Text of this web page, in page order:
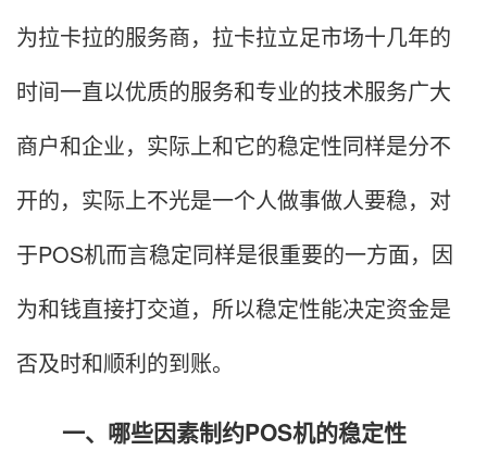
为拉卡拉的服务商，拉卡拉立足市场十几年的
时间一直以优质的服务和专业的技术服务广大
商户和企业，实际上和它的稳定性同样是分不
开的，实际上不光是一个人做事做人要稳，对
于POS机而言稳定同样是很重要的一方面，因
为和钱直接打交道，所以稳定性能决定资金是
否及时和顺利的到账。
一、哪些因素制约POS机的稳定性